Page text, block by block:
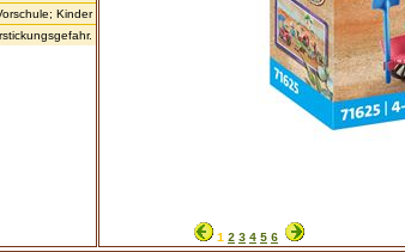
Kinder
1 2 3 4 5 6